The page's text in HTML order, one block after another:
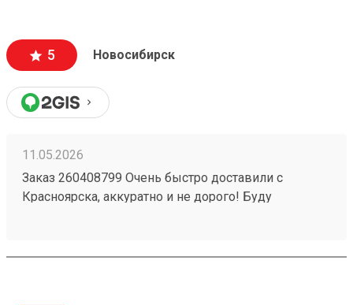
5 Новосибирск
11.05.2026
Заказ 260408799 Очень быстро доставили с
Красноярска, аккуратно и не дорого! Буду